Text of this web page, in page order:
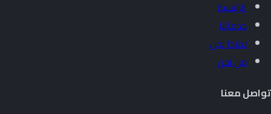
الرئيسية
خدماتنا
لماذا نحن
من نحن
تواصل معنا